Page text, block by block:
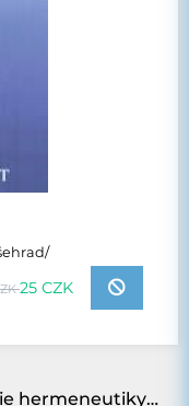
25 CZK
Událost modlitby / Základní linie hermeneutiky náboženského dění